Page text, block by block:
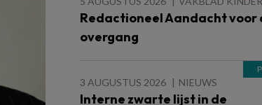
Redactioneel Aandacht voor
overgang
3 AUGUSTUS 2026 NIEUWS
Interne zwarte lijst in de